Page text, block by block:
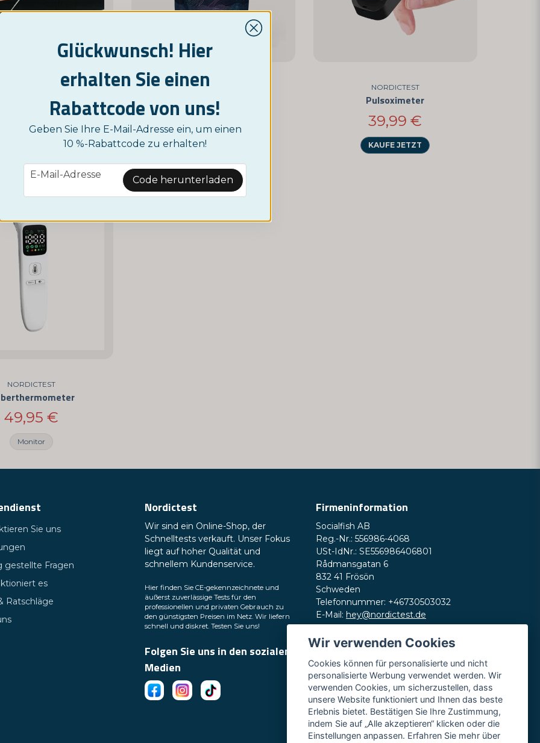
Rückenkratzer
2,95 €
NORDIC SAUNA
Sauna Frost - 25 g
14,95 €
KAUFE JETZT
NORDICTEST
Pulsoximeter
39,99 €
KAUFE JETZT
NORDICTEST
49,95 €
Monitor
Glückwunsch! Hier
erhalten Sie einen
Rabattcode von uns!
Geben Sie Ihre E-Mail-Adresse ein, um einen
10 %-Rabattcode zu erhalten!
email
E-Mail-Adresse Code herunterladen
Sie uns
gestellte Fragen
es
Ratschläge
Nordictest
Wir sind ein Online-Shop, der
Schnelltests verkauft. Unser Fokus
liegt auf hoher Qualität und
schnellem Kundenservice.
Hier finden Sie CE-gekennzeichnete und
äußerst zuverlässige Tests für den
professionellen und privaten Gebrauch zu
den günstigsten Preisen im Netz. Wir liefern
schnell und diskret. Testen Sie uns!
Folgen Sie uns in den sozialen
Medien
Firmeninformation
Socialfish AB
Reg.-Nr.: 556986-4068
USt-IdNr.: SE556986406801
Rådmansgatan 6
832 41 Frösön
Schweden
Telefonnummer: +46730503032
E-Mail: hey@nordictest.de
Öffnungszeiten:
Mo.–Fr. 10:00–17:00 Uhr (CET)
Wir verwenden Cookies
Cookies können für personalisierte und nicht
personalisierte Werbung verwendet werden. Wir
verwenden Cookies, um sicherzustellen, dass
unsere Website funktioniert und Ihnen das beste
Erlebnis bietet. Bestätigen Sie Ihre Zustimmung,
indem Sie auf „Alle akzeptieren“ klicken oder die
Einstellungen anpassen. Erfahren Sie mehr über